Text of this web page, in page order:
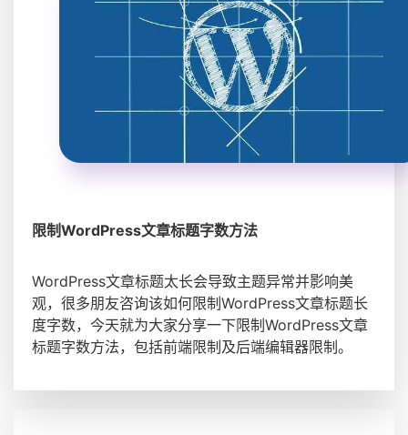
限制WordPress文章标题字数方法
WordPress文章标题太长会导致主题异常并影响美
观，很多朋友咨询该如何限制WordPress文章标题长
度字数，今天就为大家分享一下限制WordPress文章
标题字数方法，包括前端限制及后端编辑器限制。